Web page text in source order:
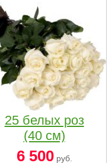
25 белых роз
(40 см)
6 500руб.